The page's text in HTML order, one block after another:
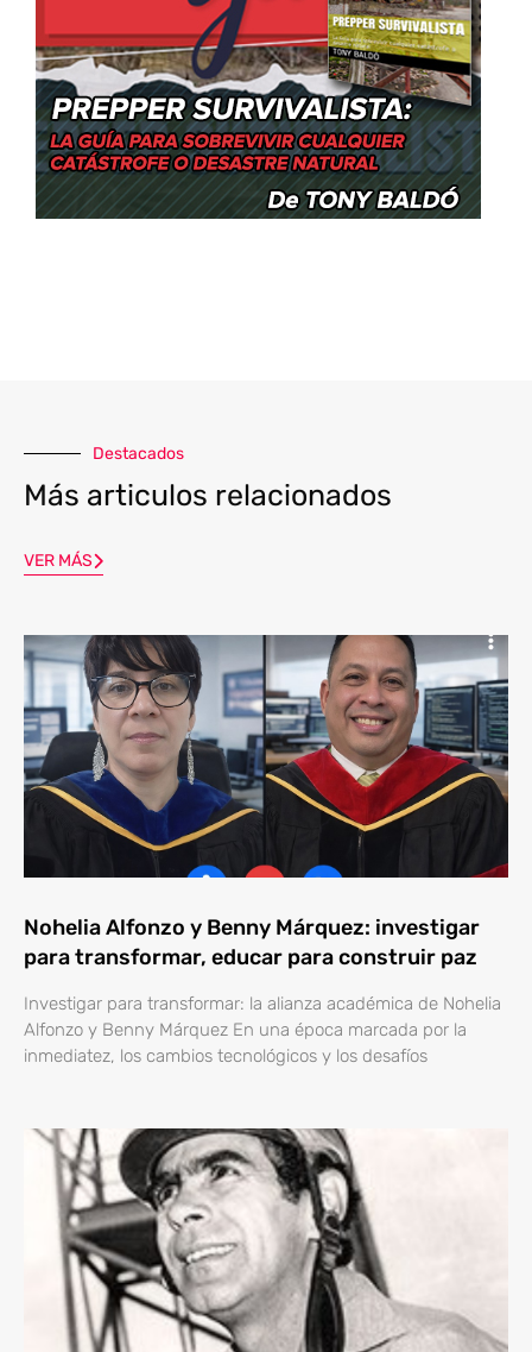
Destacados
Más articulos relacionados
VER MÁS
Nohelia Alfonzo y Benny Márquez: investigar
para transformar, educar para construir paz
Investigar para transformar: la alianza académica de Nohelia
Alfonzo y Benny Márquez En una época marcada por la
inmediatez, los cambios tecnológicos y los desafíos